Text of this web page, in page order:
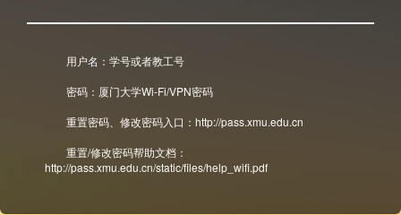
用户名：学号或者教工号
密码：厦门大学Wi-Fi/VPN密码
重置密码、修改密码入口：http://pass.xmu.edu.cn
重置/修改密码帮助文档：
http://pass.xmu.edu.cn/static/files/help_wifi.pdf